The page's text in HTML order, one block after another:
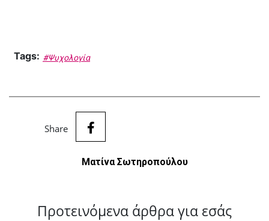
Tags: #Ψυχολογία
Share
Ματίνα Σωτηροπούλου
Προτεινόμενα άρθρα για εσάς